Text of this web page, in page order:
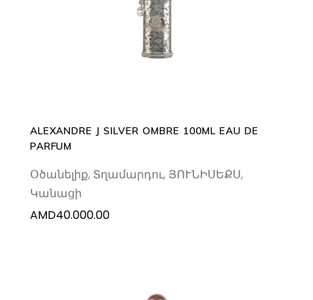
ADD TO CART
ALEXANDRE J SILVER OMBRE 100ML EAU DE
PARFUM
Օծանելիք, Տղամարդու, ՅՈՒՆԻՍԵՔՍ,
Կանացի
AMD40.000.00